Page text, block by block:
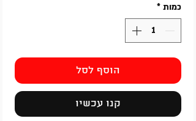
כמות *
הוסף לסל
קנו עכשיו